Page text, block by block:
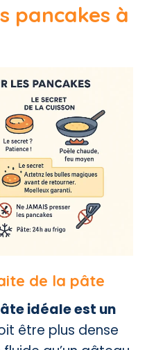
pancakes à
de la pâte
idéale est un
être plus dense